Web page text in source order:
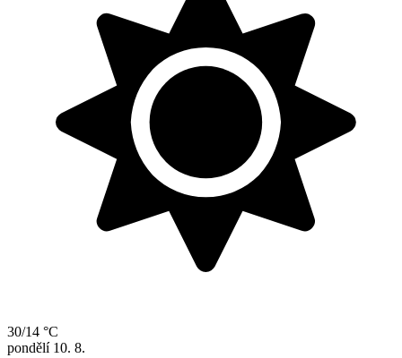
30/14 °C
pondělí 10. 8.